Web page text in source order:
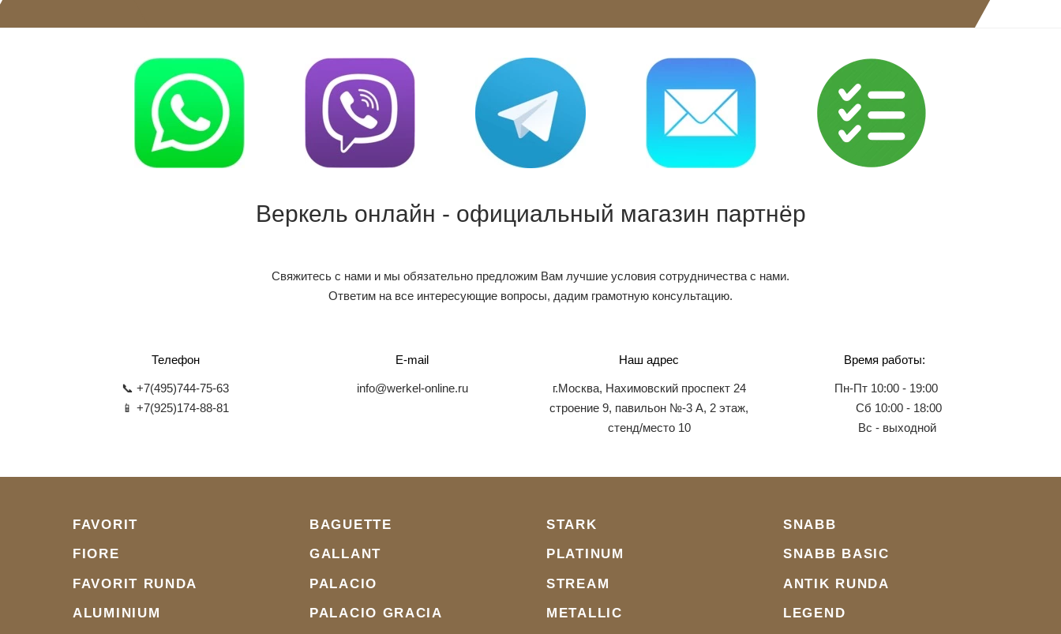
Веркель онлайн - официальный магазин партнёр
Свяжитесь с нами и мы обязательно предложим Вам лучшие условия сотрудничества с нами.
Ответим на все интересующие вопросы, дадим грамотную консультацию.
Телефон
📞 +7(495)744-75-63
📱 +7(925)174-88-81
E-mail
info@werkel-online.ru
Наш адрес
г.Москва, Нахимовский проспект 24
строение 9, павильон №-3 А, 2 этаж,
стенд/место 10
Время работы:
Пн-Пт 10:00 - 19:00
Сб 10:00 - 18:00
Вс - выходной
FAVORIT
FIORE
FAVORIT RUNDA
ALUMINIUM
BAGUETTE
GALLANT
PALACIO
PALACIO GRACIA
STARK
PLATINUM
STREAM
METALLIC
SNABB
SNABB BASIC
ANTIK RUNDA
LEGEND